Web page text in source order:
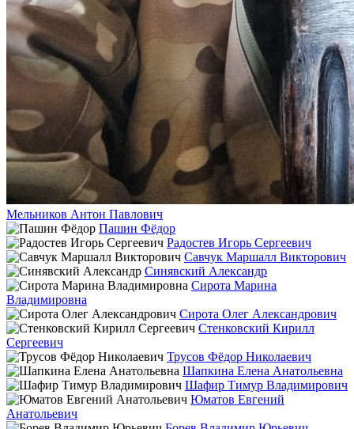
Мельников Антон Павлович
Пашин Фёдор
Радостев Игорь Сергеевич
Савчук Маршалл Викторович
Синявский Александр
Сирота Марина
Владимировна
Сирота Олег Александрович
Стенковский Кирилл
Сергеевич
Трусов Фёдор Николаевич
Шапкина Елена Анатольевна
Шафир Тимур Владимирович
Юматов Евгений
Анатольевич